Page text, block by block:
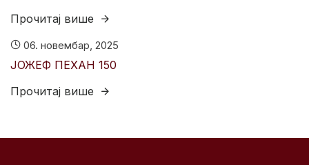
Прочитај више
06. новембар, 2025
ЈОЖЕФ ПЕХАН 150
Прочитај више